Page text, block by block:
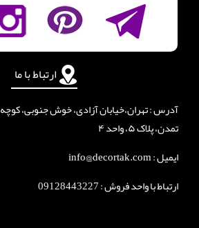
ارتباط با ما
آدرس : تهران،خیابان آزادی، خوش جنوبی، کوچه
تمدن، پلاک ۵، واحد ۴
ایمیل : info@decortak.com
ارتباط با واحد فروش :09128443227